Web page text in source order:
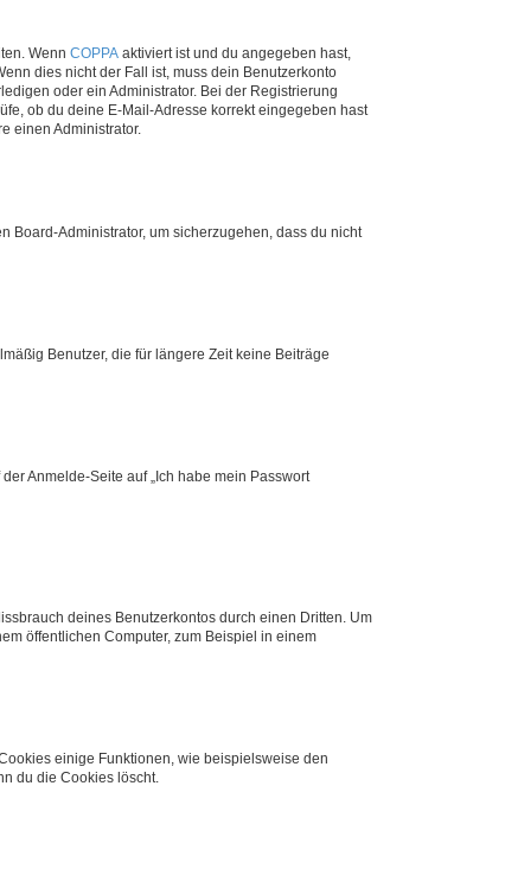
Wenn COPPA aktiviert ist und du angegeben hast,
dies nicht der Fall ist, muss dein Benutzerkonto
oder ein Administrator. Bei der Registrierung
ob du deine E-Mail-Adresse korrekt eingegeben hast
einen Administrator.
Board-Administrator, um sicherzugehen, dass du nicht
Benutzer, die für längere Zeit keine Beiträge
Anmelde-Seite auf „Ich habe mein Passwort
deines Benutzerkontos durch einen Dritten. Um
öffentlichen Computer, zum Beispiel in einem
einige Funktionen, wie beispielsweise den
du die Cookies löscht.